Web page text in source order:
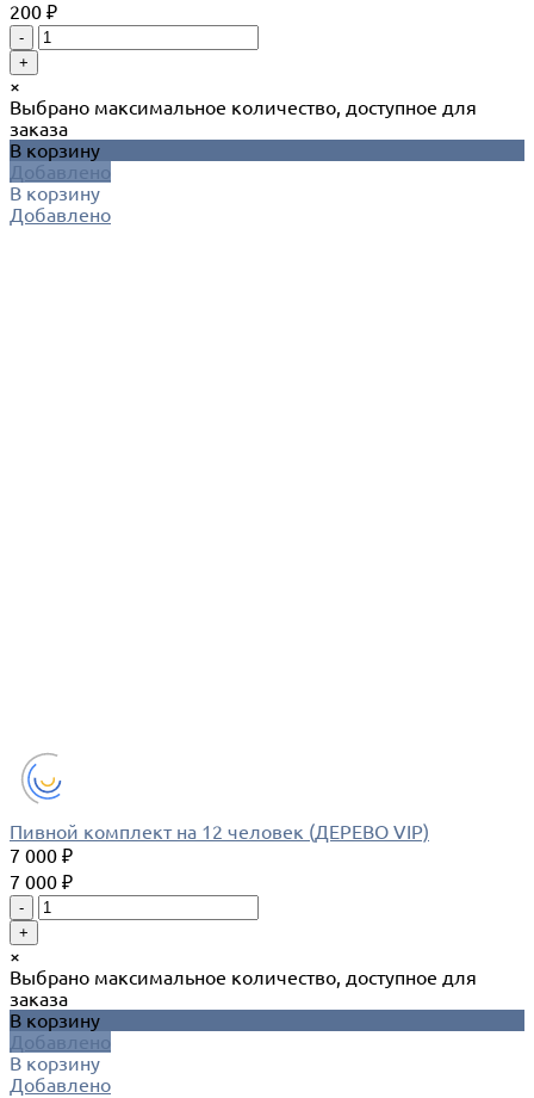
200 ₽
-
+
×
Выбрано максимальное количество, доступное для
заказа
В корзину
Добавлено
В корзину
Добавлено
Пивной комплект на 12 человек (ДЕРЕВО VIP)
7 000 ₽
7 000 ₽
-
+
×
Выбрано максимальное количество, доступное для
заказа
В корзину
Добавлено
В корзину
Добавлено